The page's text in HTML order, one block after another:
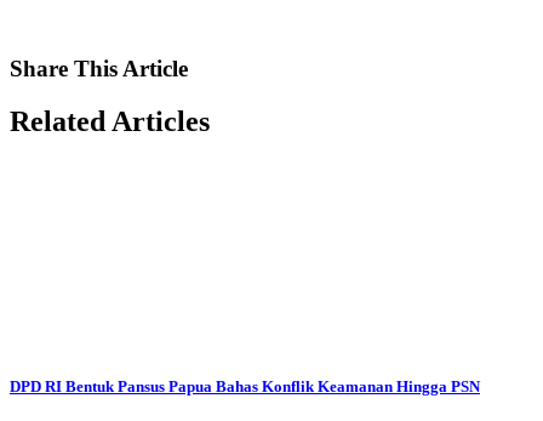
Share This Article
RelatedArticles
DPD RI Bentuk Pansus Papua Bahas Konflik Keamanan Hingga PSN